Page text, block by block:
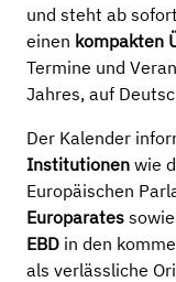
und steht ab
einen kompakten
Termine und
Jahres, auf
Der Kalender
Institutionen wie
Europäischen
Europarates sowie
EBD in den
als verlässliche